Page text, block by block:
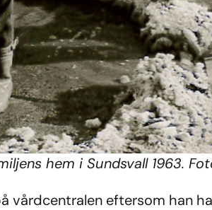
hem i Sundsvall 1963.
vårdcentralen eftersom han